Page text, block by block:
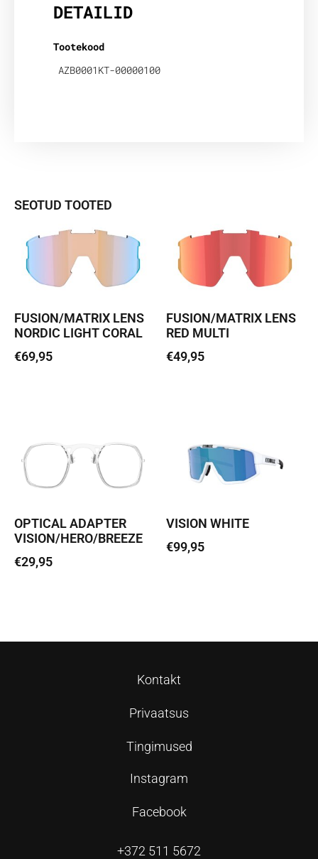
DETAILID
Tootekood
AZB0001KT-00000100
SEOTUD TOOTED
FUSION/MATRIX LENS
NORDIC LIGHT CORAL
€69,95
FUSION/MATRIX LENS
RED MULTI
€49,95
OPTICAL ADAPTER
VISION/HERO/BREEZE
€29,95
VISION WHITE
€99,95
Kontakt
Privaatsus
Tingimused
Instagram
Facebook
+372 511 5672